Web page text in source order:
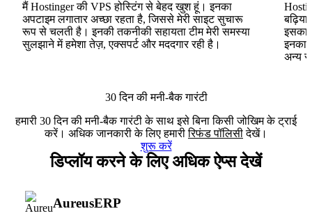
मैं Hostinger की VPS होस्टिंग से बेहद खुश हूं। इनका
अपटाइम लगातार अच्छा रहता है, जिससे मेरी साइट सुचारू
रूप से चलती है। इनकी तकनीकी सहायता टीम मेरी समस्या
सुलझाने में हमेशा तेज़, एक्सपर्ट और मददगार रही है।
इसका
इनका
अन्य
30 दिन की मनी-बैक गारंटी
हमारी 30 दिन की मनी-बैक गारंटी के साथ इसे बिना किसी जोखिम के ट्राई
करें। अधिक जानकारी के लिए हमारीरिफंड पॉलिसीदेखें।
शुरू करें
डिप्लॉय करने के लिए अधिक ऐप्स देखें
AureusERP